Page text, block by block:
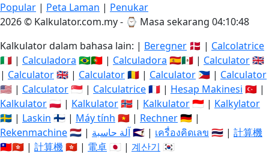
Popular | Peta Laman | Penukar
2026 © Kalkulator.com.my - ⌚ Masa sekarang 04:10:48
Kalkulator dalam bahasa lain: | Beregner 🇩🇰 | Calcolatrice
🇮🇹 | Calculadora 🇧🇷🇵🇹 | Calculadora 🇪🇸🇲🇽 | Calculator🇬🇧
| Calculator🇬🇧 | Calculator🇷🇴 | Calculator 🇵🇭 | Calculator
🇺🇸 | Calculator🇸🇬 | Calculatrice🇫🇷 | Hesap Makinesi 🇹🇷 |
Kalkulator🇵🇱 | Kalkulator🇳🇴 | Kalkulator🇮🇩 | Kalkylator
🇸🇪 | Laskin 🇫🇮 | Máy tính 🇻🇳 | Rechner🇩🇪 |
Rekenmachine🇳🇱 | آلة حاسبة🇸🇦 | เครื่องคิดเลข 🇹🇭 | 計算機
🇹🇼🇭🇰 | 計算機🇭🇰 | 電卓 🇯🇵 | 계산기 🇰🇷